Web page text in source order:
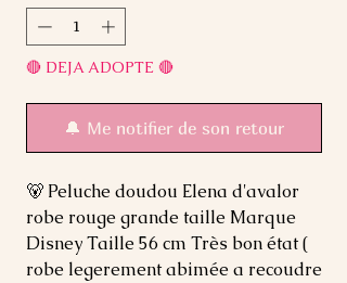
🔴 DEJA ADOPTE 🔴
🔔 Me notifier de son retour
🐻 Peluche doudou Elena d'avalor
robe rouge grande taille Marque
Disney Taille 56 cm Très bon état (
robe legerement abimée a recoudre